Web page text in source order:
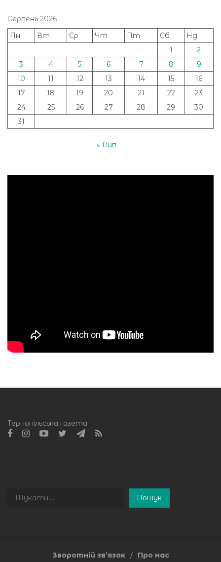
Серпень 2026
Пн
Вт Ср Чт Пт Сб
Нд
1
2
3
4 5 6 7 8
9
10
11 12 13 14 15
16
17
18 19 20 21 22
23
24
25 26 27 28 29
30
31
« Лип
Тернопільська газета
Пошук
Пошук
Зворотній зв’язок Про нас